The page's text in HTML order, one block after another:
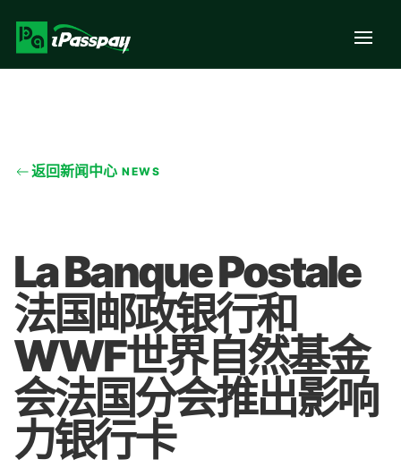
返回新闻中心 NEWS
La Banque Postale
法国邮政银行和
WWF世界自然基金
会法国分会推出影响
力银行卡